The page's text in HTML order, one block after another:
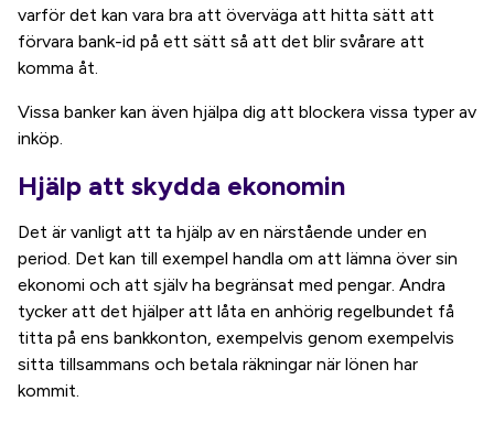
varför det kan vara bra att överväga att hitta sätt att
förvara bank-id på ett sätt så att det blir svårare att
komma åt.
Vissa banker kan även hjälpa dig att blockera vissa typer av
inköp.
Hjälp att skydda ekonomin
Det är vanligt att ta hjälp av en närstående under en
period. Det kan till exempel handla om att lämna över sin
ekonomi och att själv ha begränsat med pengar. Andra
tycker att det hjälper att låta en anhörig regelbundet få
titta på ens bankkonton, exempelvis genom exempelvis
sitta tillsammans och betala räkningar när lönen har
kommit.